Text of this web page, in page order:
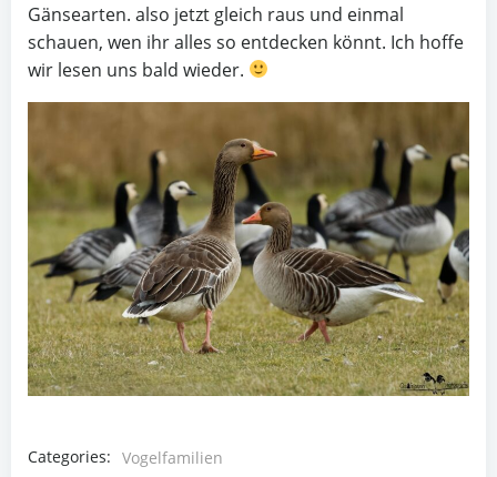
Gänsearten. also jetzt gleich raus und einmal
schauen, wen ihr alles so entdecken könnt. Ich hoffe
wir lesen uns bald wieder.
Categories: Vogelfamilien